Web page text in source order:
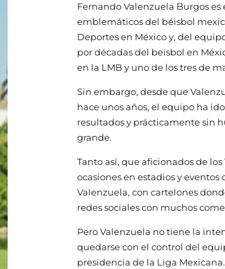
Fernando Valenzuela Burgos
emblemáticos del béisbol
Deportes en México y, del
por décadas del beisbol en
en la LMB y uno de los tres de
Sin embargo, desde que
hace unos años, el equipo ha
resultados y prácticamente sin
grande.
Tanto así, que aficionados de
ocasiones en estadios y
Valenzuela, con cartelones
redes sociales con muchos
Pero Valenzuela no tiene la
quedarse con el control del
presidencia de la Liga Mexicana.